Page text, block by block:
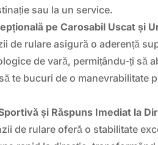
sau la un service.
pe Carosabil Uscat și
de rulare asigură o aderență
de vară, permițându-ți să
te bucuri de o manevrabilitate
și Răspuns Imediat la
de rulare oferă o stabilitate